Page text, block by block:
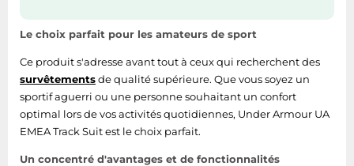
Le choix parfait pour les amateurs de sport
Ce produit s'adresse avant tout à ceux qui recherchent des
survêtementsde qualité supérieure. Que vous soyez un
sportif aguerri ou une personne souhaitant un confort
optimal lors de vos activités quotidiennes, Under Armour UA
EMEA Track Suit est le choix parfait.
Un concentré d'avantages et de fonctionnalités